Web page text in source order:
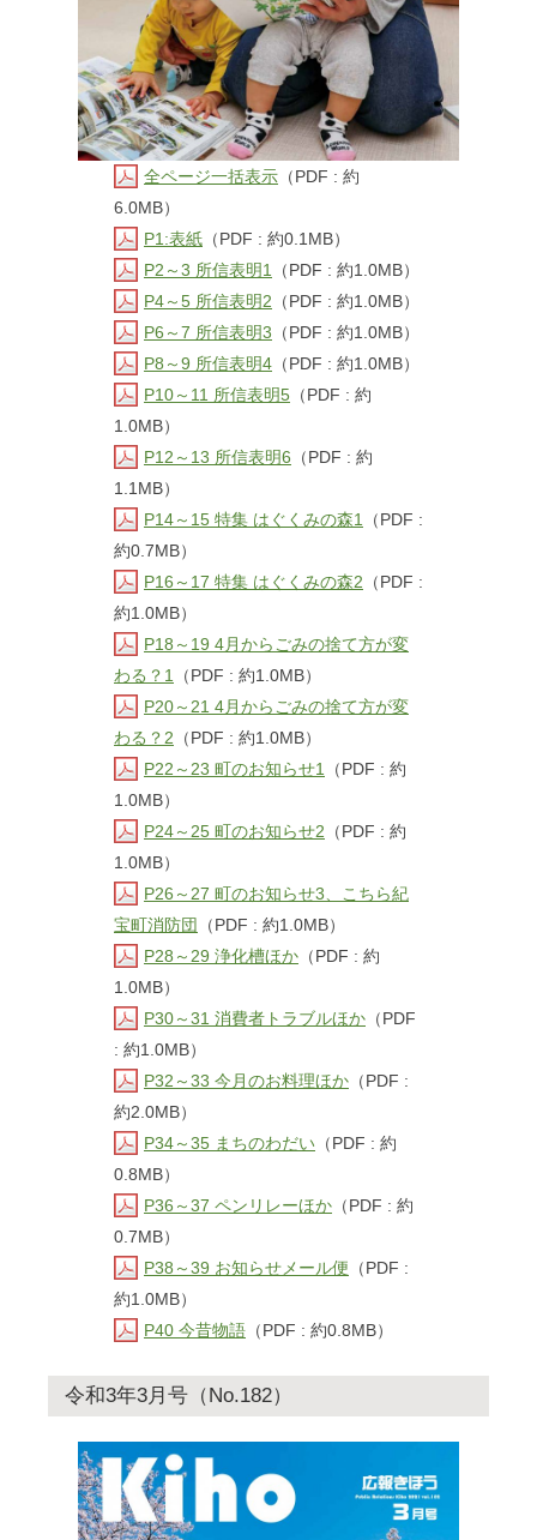
全ページ一括表示 （PDF : 約
6.0MB）
P1:表紙 （PDF : 約0.1MB）
P2～3 所信表明1 （PDF : 約1.0MB）
P4～5 所信表明2 （PDF : 約1.0MB）
P6～7 所信表明3 （PDF : 約1.0MB）
P8～9 所信表明4 （PDF : 約1.0MB）
P10～11 所信表明5 （PDF : 約
1.0MB）
P12～13 所信表明6 （PDF : 約
1.1MB）
P14～15 特集 はぐくみの森1 （PDF :
約0.7MB）
P16～17 特集 はぐくみの森2 （PDF :
約1.0MB）
P18～19 4月からごみの捨て方が変
わる？1 （PDF : 約1.0MB）
P20～21 4月からごみの捨て方が変
わる？2 （PDF : 約1.0MB）
P22～23 町のお知らせ1 （PDF : 約
1.0MB）
P24～25 町のお知らせ2 （PDF : 約
1.0MB）
P26～27 町のお知らせ3、こちら紀
宝町消防団
（PDF : 約1.0MB）
P28～29 浄化槽ほか （PDF : 約
1.0MB）
P30～31 消費者トラブルほか （PDF
: 約1.0MB）
P32～33 今月のお料理ほか （PDF :
約2.0MB）
P34～35 まちのわだい （PDF : 約
0.8MB）
P36～37 ペンリレーほか （PDF : 約
0.7MB）
P38～39 お知らせメール便 （PDF :
約1.0MB）
P40 今昔物語 （PDF : 約0.8MB）
令和3年3月号（No.182）